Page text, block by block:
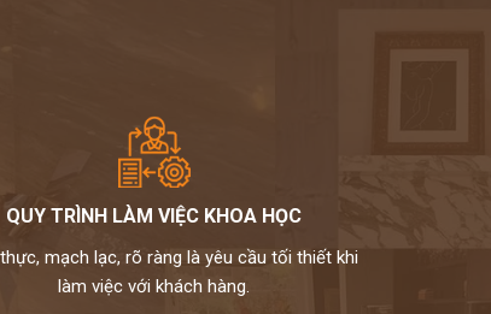
QUY TRÌNH LÀM VIỆC KHOA HỌC
mạch lạc, rõ ràng là yêu cầu tối thiết khi
làm việc với khách hàng.